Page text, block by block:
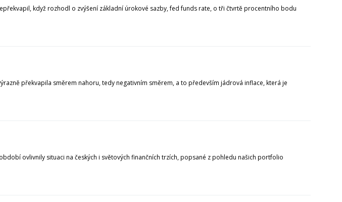
když rozhodl o zvýšení základní úrokové sazby, fed funds rate, o tři čtvrtě procentního bodu
překvapila směrem nahoru, tedy negativním směrem, a to především jádrová inflace, která je
ovlivnily situaci na českých i světových finančních trzích, popsané z pohledu našich portfolio